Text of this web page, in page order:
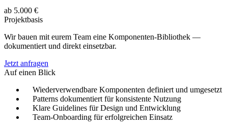
ab 5.000 €
Projektbasis
Wir bauen mit eurem Team eine Komponenten-Bibliothek —
dokumentiert und direkt einsetzbar.
Jetzt anfragen
Auf einen Blick
Wiederverwendbare Komponenten definiert und umgesetzt
Patterns dokumentiert für konsistente Nutzung
Klare Guidelines für Design und Entwicklung
Team-Onboarding für erfolgreichen Einsatz